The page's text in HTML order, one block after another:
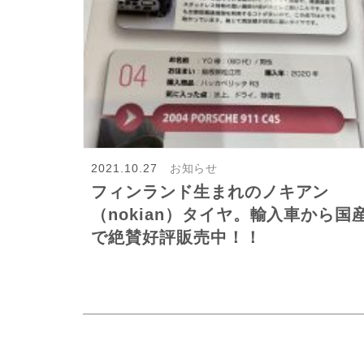
2021.10.27 お知らせ
フィンランド生まれのノキアン
（nokian）タイヤ。輸入車から国
で絶賛好評販売中！！